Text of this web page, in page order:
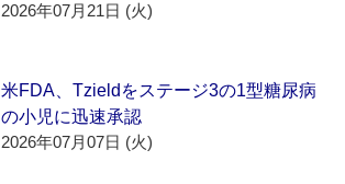
2026年07月21日 (火)
米FDA、Tzieldをステージ3の1型糖尿病
の小児に迅速承認
2026年07月07日 (火)